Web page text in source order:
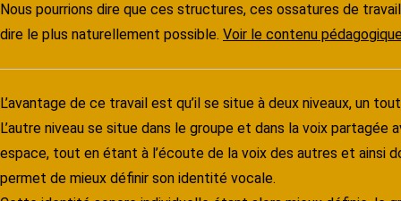
Nous pourrions dire que ces structures, ces ossatures de
dire le plus naturellement possible. Voir le contenu
L’avantage de ce travail est qu’il se situe à deux niveaux, un
L’autre niveau se situe dans le groupe et dans la voix
espace, tout en étant à l’écoute de la voix des autres et ainsi
permet de mieux définir son identité vocale.